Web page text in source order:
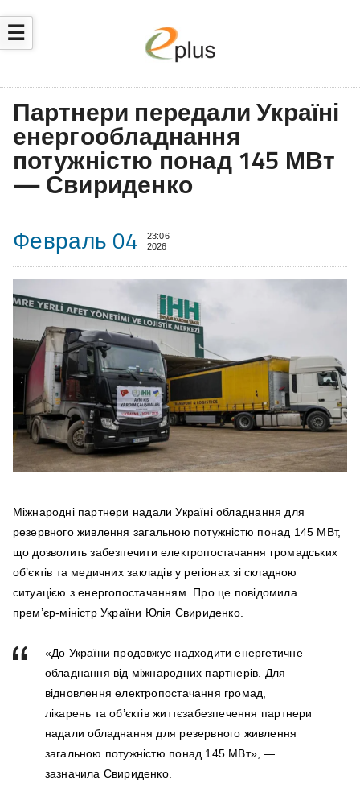
☰
Партнери передали Україні
енергообладнання
потужністю понад 145 МВт
— Свириденко
Февраль 04
23:06
2026
Міжнародні партнери надали Україні обладнання для
резервного живлення загальною потужністю понад 145 МВт,
що дозволить забезпечити електропостачання громадських
об’єктів та медичних закладів у регіонах зі складною
ситуацією з енергопостачанням. Про це повідомила
прем’єр-міністр України Юлія Свириденко.
«До України продовжує надходити енергетичне
обладнання від міжнародних партнерів. Для
відновлення електропостачання громад,
лікарень та об’єктів життєзабезпечення партнери
надали обладнання для резервного живлення
загальною потужністю понад 145 МВт», —
зазначила Свириденко.